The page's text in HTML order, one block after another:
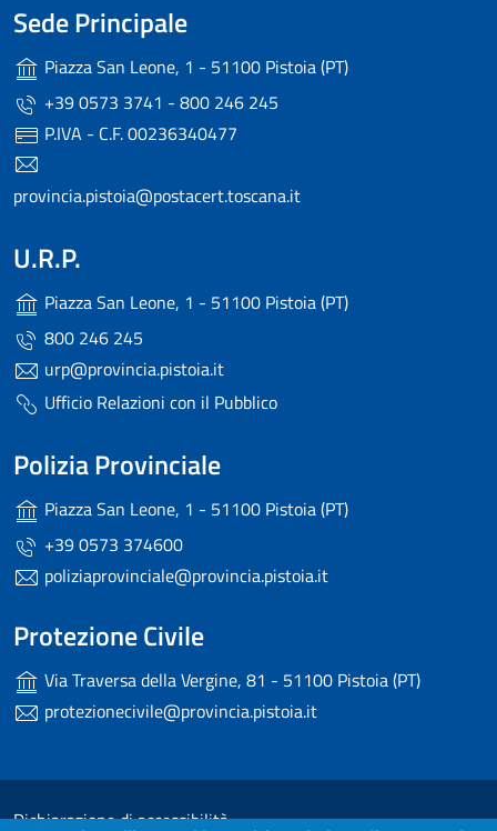
Sede Principale
Piazza San Leone, 1 - 51100 Pistoia (PT)
+39 0573 3741 - 800 246 245
P.IVA - C.F. 00236340477
provincia.pistoia@postacert.toscana.it
U.R.P.
Piazza San Leone, 1 - 51100 Pistoia (PT)
800 246 245
urp@provincia.pistoia.it
Ufficio Relazioni con il Pubblico
Polizia Provinciale
Piazza San Leone, 1 - 51100 Pistoia (PT)
+39 0573 374600
poliziaprovinciale@provincia.pistoia.it
Protezione Civile
Via Traversa della Vergine, 81 - 51100 Pistoia (PT)
protezionecivile@provincia.pistoia.it
Small prints
Useful links section
Dichiarazione di accessibilità